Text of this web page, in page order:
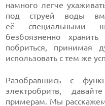
намного легче
под струей воды
её специальными
безбоязненно
побриться,
использовать с тем же
Разобравшись с
электробритв,
примерам. Мы